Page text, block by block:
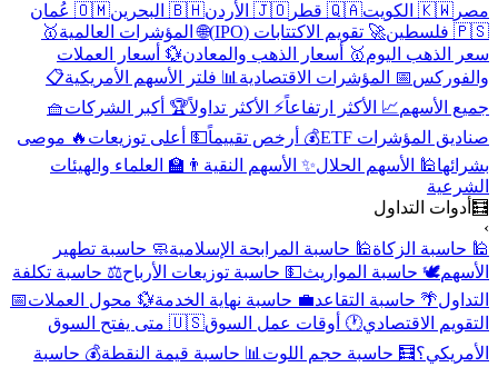
مصر 🇰🇼 الكويت 🇶🇦 قطر 🇯🇴 الأردن 🇧🇭 البحرين
🇴🇲 عُمان
🇵🇸 فلسطين
🚀 تقويم الاكتتابات (IPO) 🌐 المؤشرات العالمية🥇
سعر الذهب اليوم🥇 أسعار الذهب والمعادن💱 أسعار العملات
والفوركس📅 المؤشرات الاقتصادية 📊 فلتر الأسهم الأمريكية📋
جميع الأسهم📈 الأكثر ارتفاعاً⚡ الأكثر تداولاً🏆 أكبر الشركات🧺
صناديق المؤشرات ETF
💰 أرخص تقييماً💵 أعلى توزيعات 🔥 موصى
بشرائها🕌 الأسهم الحلال✨ الأسهم النقية 👨‍🏫 العلماء والهيئات
الشرعية
🧮 أدوات التداول
›
🕌 حاسبة الزكاة🕌 حاسبة المرابحة الإسلامية🧼 حاسبة تطهير
الأسهم🕊️ حاسبة المواريث💵 حاسبة توزيعات الأرباح⚖️ حاسبة تكلفة
التداول🌴 حاسبة التقاعد💼 حاسبة نهاية الخدمة💱 محول العملات📅
التقويم الاقتصادي🕐 أوقات عمل السوق
🇺🇸 متى يفتح السوق
الأمريكي؟🧮 حاسبة حجم اللوت 📊 حاسبة قيمة النقطة💰 حاسبة